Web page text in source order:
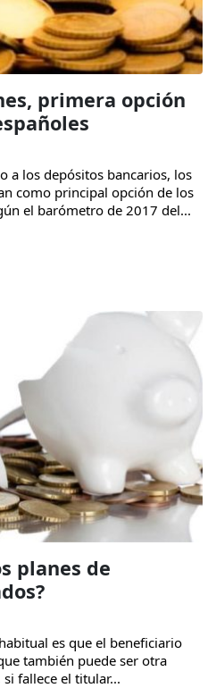
primera opción
a los depósitos bancarios, los
como principal opción de los
el barómetro de 2017 del...
planes de
es que el beneficiario
también puede ser otra
fallece el titular...